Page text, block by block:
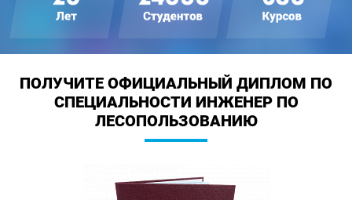
ПОЛУЧИТЕ ОФИЦИАЛЬНЫЙ ДИПЛОМ ПО
СПЕЦИАЛЬНОСТИ ИНЖЕНЕР ПО
ЛЕСОПОЛЬЗОВАНИЮ